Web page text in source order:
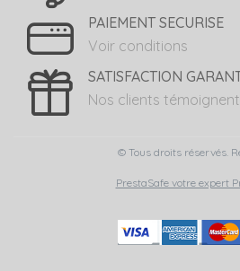
PAIEMENT SECURISE
Voir conditions
SATISFACTION
Nos clients témoignent
© Tous droits réservés.
PrestaSafe votre expert